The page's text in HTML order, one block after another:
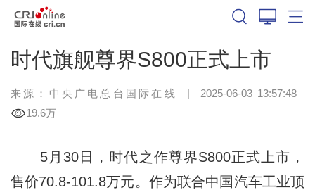
时代旗舰尊界S800正式上市
来源：中央广电总台国际在线 | 2025-06-03 13:57:48
19.6万
5月30日，时代之作尊界S800正式上市，
售价70.8-101.8万元。作为联合中国汽车工业顶